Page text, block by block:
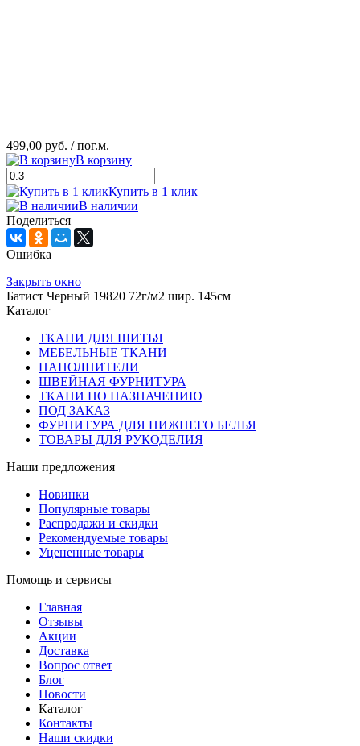
499,00 руб. / пог.м.
В корзину
Купить в 1 клик
В наличии
Поделиться
Ошибка
Закрыть окно
Батист Черный 19820 72г/м2 шир. 145см
Каталог
ТКАНИ ДЛЯ ШИТЬЯ
МЕБЕЛЬНЫЕ ТКАНИ
НАПОЛНИТЕЛИ
ШВЕЙНАЯ ФУРНИТУРА
ТКАНИ ПО НАЗНАЧЕНИЮ
ПОД ЗАКАЗ
ФУРНИТУРА ДЛЯ НИЖНЕГО БЕЛЬЯ
ТОВАРЫ ДЛЯ РУКОДЕЛИЯ
Наши предложения
Новинки
Популярные товары
Распродажи и скидки
Рекомендуемые товары
Уцененные товары
Помощь и сервисы
Главная
Отзывы
Акции
Доставка
Вопрос ответ
Блог
Новости
Каталог
Контакты
Наши скидки